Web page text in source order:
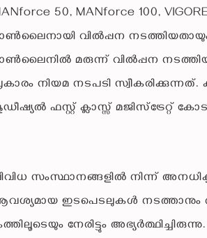
50, MANforce 100,
വില്‍പ്പന
മരുന്ന് വില്‍പ്പന
നിയമ നടപടി
ഫസ്റ്റ് ക്ലാസ്സ് മജിസ്ട്രേറ്റ്
സംസ്ഥാനങ്ങളില്‍ നിന്ന്
ഇടപെടലുകള്‍ നടത്താനും
നേരിട്ടും